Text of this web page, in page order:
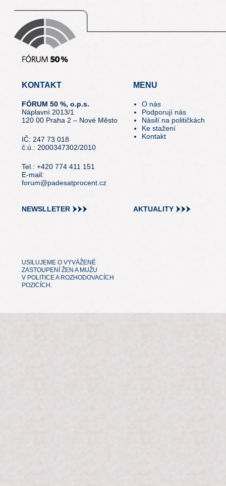
KONTAKT
FÓRUM 50 %, o.p.s.
Náplavní 2013/1
120 00 Praha 2 – Nové Město
IČ: 247 73 018
č.ú.: 2000347302/2010
Tel.: +420 774 411 151
E-mail:
forum@padesatprocent.cz
MENU
O nás
Podporují nás
Násilí na političkách
Ke stažení
Kontakt
NEWSLLETER AKTUALITY
USILUJEME O VYVÁŽENÉ
ZASTOUPENÍ ŽEN A MUŽU
V POLITICE A ROZHODOVACÍCH
POZICÍCH.